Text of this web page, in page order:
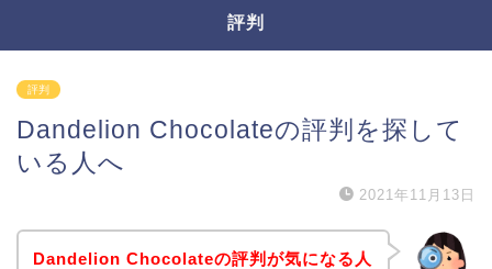
評判
評判
Dandelion Chocolateの評判を探して
いる人へ
2021年11月13日
Dandelion Chocolateの評判が気になる人